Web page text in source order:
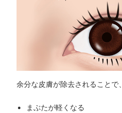
余分な皮膚が除去されることで、
まぶたが軽くなる